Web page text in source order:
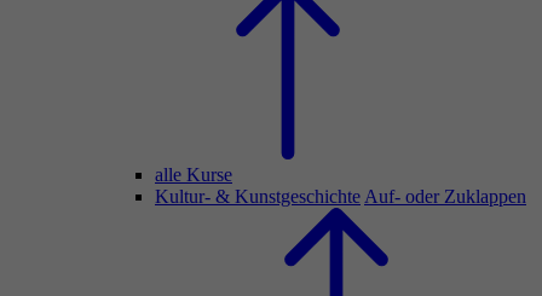
alle Kurse
Kultur- & Kunstgeschichte Auf- oder Zuklappen